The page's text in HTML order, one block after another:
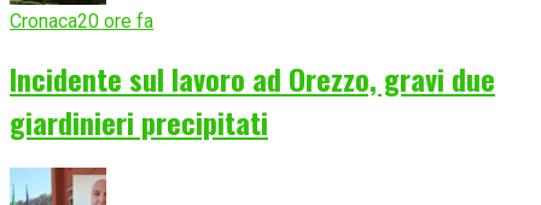
Cronaca20 ore fa
Incidente sul lavoro ad Orezzo, gravi due
giardinieri precipitati